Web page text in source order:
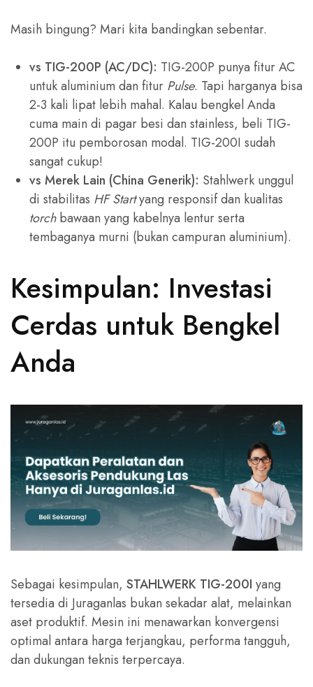
Masih bingung? Mari kita bandingkan sebentar.
vs TIG-200P (AC/DC): TIG-200P punya fitur AC
untuk aluminium dan fitur Pulse. Tapi harganya bisa
2-3 kali lipat lebih mahal. Kalau bengkel Anda
cuma main di pagar besi dan stainless, beli TIG-
200P itu pemborosan modal. TIG-200I sudah
sangat cukup!
vs Merek Lain (China Generik): Stahlwerk unggul
di stabilitas HF Startyang responsif dan kualitas
torchbawaan yang kabelnya lentur serta
tembaganya murni (bukan campuran aluminium).
Kesimpulan: Investasi
Cerdas untuk Bengkel
Anda
Sebagai kesimpulan, STAHLWERK TIG-200I yang
tersedia di Juraganlas bukan sekadar alat, melainkan
aset produktif. Mesin ini menawarkan konvergensi
optimal antara harga terjangkau, performa tangguh,
dan dukungan teknis terpercaya.